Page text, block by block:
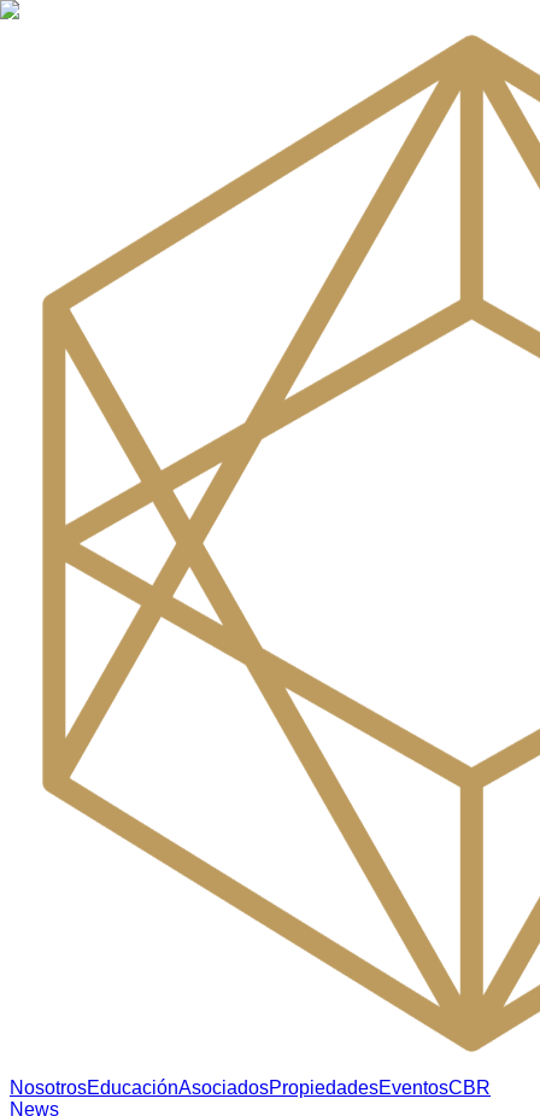
NosotrosEducaciónAsociadosPropiedadesEventosCBR
News